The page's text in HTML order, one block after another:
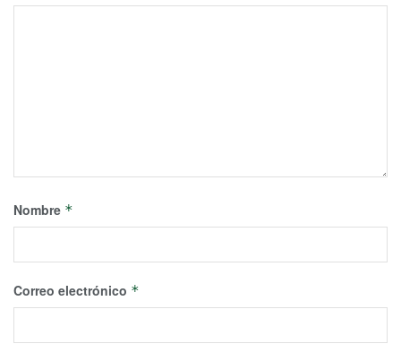
Nombre *
Correo electrónico *